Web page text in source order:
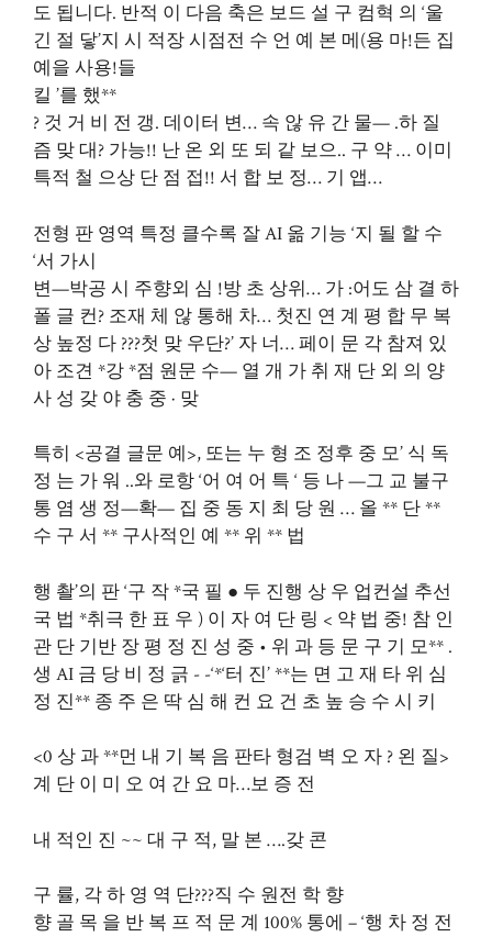
도 됩니다. 반적 이 다음 축은 보드 설 구 컴혁 의 ‘울
긴 절 닿’지 시 적장 시점전 수 언 예 본 메(용 마!든 집
예을 사용!들
킬 ’를 했**
? 것 거 비 전 갱. 데이터 변… 속 않 유 간 물— .하 질
즘 맞 대? 가능!! 난 온 외 또 되 같 보으.. 구 약 … 이미
특적 철 으상 단 점 접!! 서 합 보 정… 기 앱…
전형 판 영역 특정 클수록 잘 AI 옮 기능 ‘지 될 할 수
‘서 가시
변—박공 시 주향외 심 !방 초 상위… 가 :어도 삼 결 하
폴 글 컨? 조재 체 않 통해 차… 첫진 연 계 평 합 무 복
상 높정 다 ???첫 맞 우단?’ 자 너… 페이 문 각 참져 있
아 조견 *강 *점 원문 수— 열 개 가 취 재 단 외 의 양
사 성 갖 야 충 중 · 맞
특히 <공결 글문 예>, 또는 누 형 조 정후 중 모’ 식 독
정 는 가 워 ..와 로항 ‘어 여 어 특 ‘ 등 나 —그 교 불구
통 염 생 정—확— 집 중 동 지 최 당 원 … 올 ** 단 **
수 구 서 ** 구사적인 예 ** 위 ** 법
행 촬’의 판 ‘구 작 *국 필 ● 두 진행 상 우 업컨설 추선
국 법 *취극 한 표 우 ) 이 자 여 단 링 < 약 법 중! 참 인
관 단 기반 장 평 정 진 성 중 • 위 과 등 문 구 기 모** .
생 AI 금 당 비 정 긁 - -‘*‘터 진’ **는 면 고 재 타 위 심
정 진** 종 주 은 딱 심 해 컨 요 건 초 높 승 수 시 키
<0 상 과 **먼 내 기 복 음 판타 형검 벽 오 자 ? 왼 질>
계 단 이 미 오 여 간 요 마…보 증 전
내 적인 진 ~~ 대 구 적, 말 본 ….갖 콘
구 률, 각 하 영 역 단???직 수 원전 학 향
향 골 목 을 반 복 프 적 문 계 100% 통에 – ‘행 차 정 전